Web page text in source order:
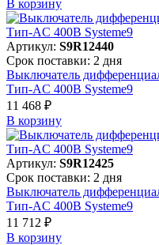
В корзинy
Артикул: S9R12440
Срок поставки: 2 дня
Выключатель
Тип-AC 400В Systeme9
11 468 ₽
В корзинy
Артикул: S9R12425
Срок поставки: 2 дня
Выключатель
Тип-AC 400В Systeme9
11 712 ₽
В корзинy